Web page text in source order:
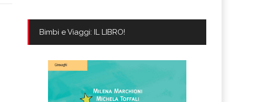
Bimbi e Viaggi: IL LIBRO!